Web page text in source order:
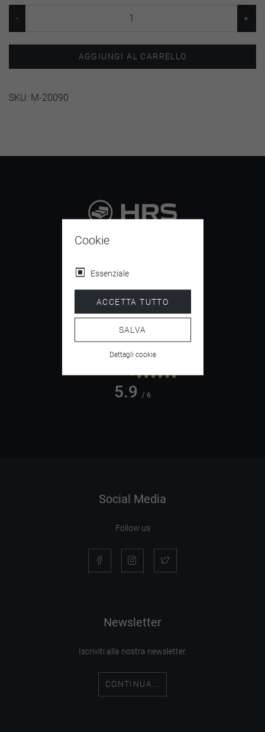
AGGIUNGI AL CARRELLO
SKU: M-20090
4.5/ 5
5.9 / 6
Social Media
Follow us
Newsletter
Iscriviti alla nostra newsletter.
CONTINUA...
Cookie
Essenziale
ACCETTA TUTTO
SALVA
Dettagli cookie